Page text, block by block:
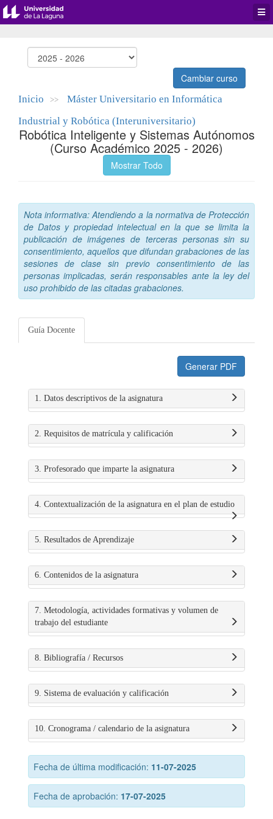
Cambiar curso
Inicio >>
Máster Universitario en Informática
Industrial y Robótica (Interuniversitario)
Robótica Inteligente y Sistemas Autónomos
(Curso Académico 2025 - 2026)
Mostrar Todo
Nota informativa: Atendiendo a la normativa de Protección
de Datos y propiedad intelectual en la que se limita la
publicación de imágenes de terceras personas sin su
consentimiento, aquellos que difundan grabaciones de las
sesiones de clase sin previo consentimiento de las
personas implicadas, serán responsables ante la ley del
uso prohibido de las citadas grabaciones.
Guía Docente
Generar PDF
1. Datos descriptivos de la asignatura
2. Requisitos de matrícula y calificación
3. Profesorado que imparte la asignatura
4. Contextualización de la asignatura en el plan de estudio
5. Resultados de Aprendizaje
6. Contenidos de la asignatura
7. Metodología, actividades formativas y volumen de
trabajo del estudiante
8. Bibliografía / Recursos
9. Sistema de evaluación y calificación
10. Cronograma / calendario de la asignatura
Fecha de última modificación: 11-07-2025
Fecha de aprobación: 17-07-2025